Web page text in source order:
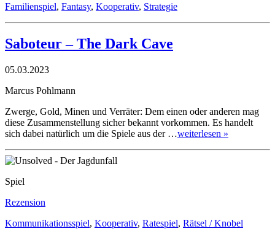
Familienspiel, Fantasy, Kooperativ, Strategie
Saboteur – The Dark Cave
05.03.2023
Marcus Pohlmann
Zwerge, Gold, Minen und Verräter: Dem einen oder anderen mag
diese Zusammenstellung sicher bekannt vorkommen. Es handelt
sich dabei natürlich um die Spiele aus der …weiterlesen »
Spiel
Rezension
Kommunikationsspiel, Kooperativ, Ratespiel, Rätsel / Knobel